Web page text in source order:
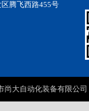
腾飞西路455号
尚大自动化装备有限公